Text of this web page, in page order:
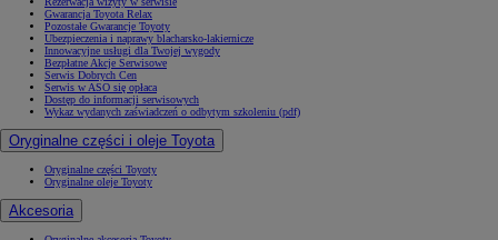
Gwarancja Toyota Relax
Pozostałe Gwarancje Toyoty
Ubezpieczenia i naprawy blacharsko-lakiernicze
Innowacyjne usługi dla Twojej wygody
Bezpłatne Akcje Serwisowe
Serwis Dobrych Cen
Serwis w ASO się opłaca
Dostęp do informacji serwisowych
Wykaz wydanych zaświadczeń o odbytym szkoleniu (pdf)
Oryginalne części i oleje Toyota
Oryginalne części Toyoty
Oryginalne oleje Toyoty
Akcesoria